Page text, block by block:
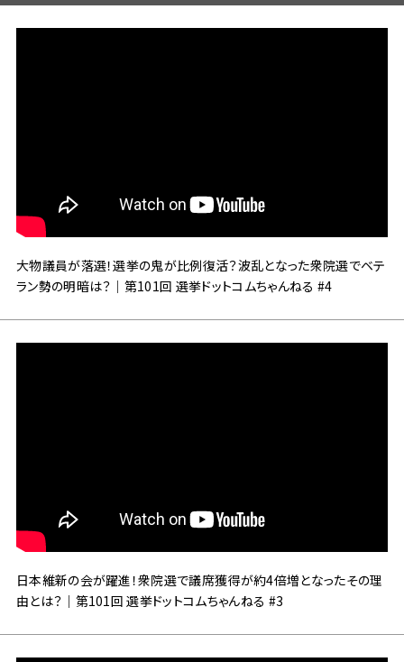
大物議員が落選！選挙の鬼が比例復活？波乱となった衆院選でベテ
ラン勢の明暗は？｜第101回 選挙ドットコムちゃんねる #4
日本維新の会が躍進！衆院選で議席獲得が約4倍増となったその理
由とは？｜第101回 選挙ドットコムちゃんねる #3